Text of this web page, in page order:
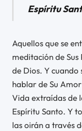
Espíritu
Aquellos que se
meditación de
de Dios. Y cuando
hablar de Su
Vida extraídas de
Espíritu Santo. Y
las oirán a través